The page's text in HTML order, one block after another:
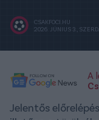
CSAKFOCI.HU
2026. JÚNIUS 3.,
A
Jelentős